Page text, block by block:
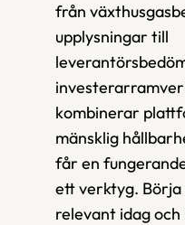
från
upplysningar till
kombinerar
mänsklig
får en
ett verktyg.
relevant idag